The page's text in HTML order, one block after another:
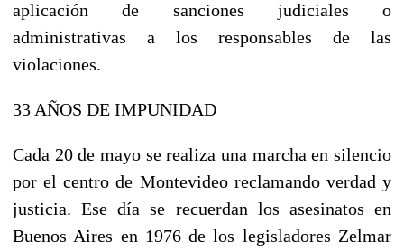
aplicación de sanciones judiciales o
administrativas a los responsables de las
violaciones.
33 AÑOS DE IMPUNIDAD
Cada 20 de mayo se realiza una marcha en silencio
por el centro de Montevideo reclamando verdad y
justicia. Ese día se recuerdan los asesinatos en
Buenos Aires en 1976 de los legisladores Zelmar